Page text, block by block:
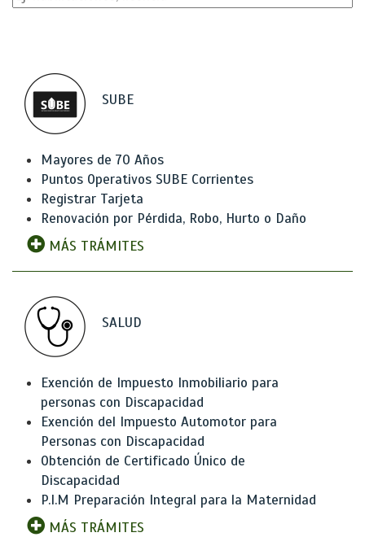
SUBE
Mayores de 70 Años
Puntos Operativos SUBE Corrientes
Registrar Tarjeta
Renovación por Pérdida, Robo, Hurto o Daño
MÁS TRÁMITES
SALUD
Exención de Impuesto Inmobiliario para
personas con Discapacidad
Exención del Impuesto Automotor para
Personas con Discapacidad
Obtención de Certificado Único de
Discapacidad
P.I.M Preparación Integral para la Maternidad
MÁS TRÁMITES